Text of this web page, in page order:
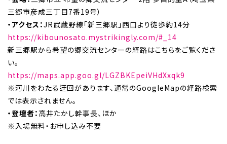
三郷市彦成三丁目7番19号）
・アクセス：JR武蔵野線「新三郷駅」西口より徒歩約14分
https://kibounosato.mystrikingly.com/#_14
新三郷駅から希望の郷交流センターの経路はこちらをご覧くださ
い。
https://maps.app.goo.gl/LGZBKEpeiVHdXxqk9
※河川をわたる迂回があります、通常のGoogleMapの経路検索
では表示されません。
・登壇者： 高井たかし幹事長、ほか
※入場無料・お申し込み不要